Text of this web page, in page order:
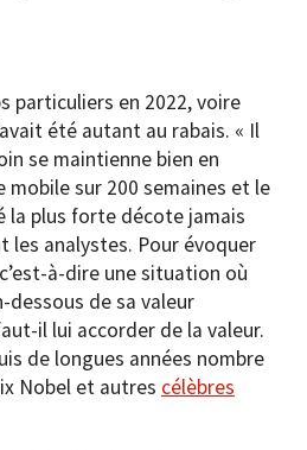
particuliers en 2022, voire
été autant au rabais. « Il
se maintienne bien en
mobile sur 200 semaines et le
la plus forte décote jamais
les analystes. Pour évoquer
à-dire une situation où
dessous de sa valeur
il lui accorder de la valeur.
de longues années nombre
Nobel et autres célèbres